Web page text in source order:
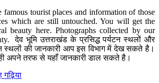
famous tourist places and information of those
which are still untouched. You will get the
beauty here. Photographs collected by our
देव भूमि उत्तराखंड के प्रसिद्ध पर्यटन स्थलों और
की जानकारी आप इस विभाग में देख सकते है।
अपने तरफ से यहाँ जानकारी डाल सकते है।
गढ़िया